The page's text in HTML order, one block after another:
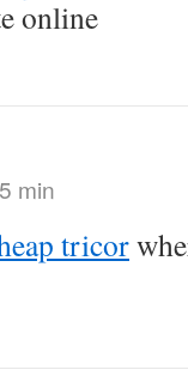
online
min
tricor